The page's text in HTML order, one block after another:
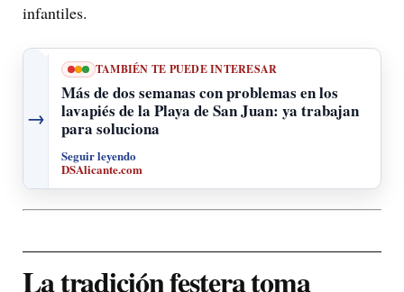
infantiles.
→
TAMBIÉN TE PUEDE INTERESAR
Más de dos semanas con problemas en los
lavapiés de la Playa de San Juan: ya trabajan
para soluciona
Seguir leyendo
DSAlicante.com
La tradición festera toma